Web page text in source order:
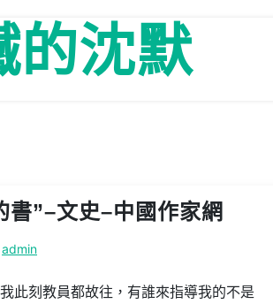
的沈默
”–文史–中國作家網
admin
此刻教員都故往，有誰來指導我的不是